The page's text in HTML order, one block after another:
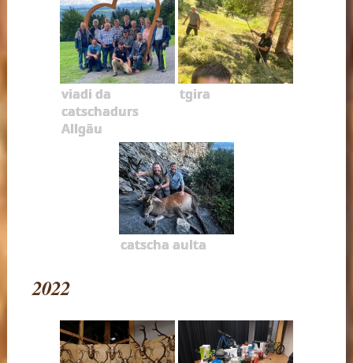
viadi da
catschadurs
Allgäu
tgira
catscha aulta
2022